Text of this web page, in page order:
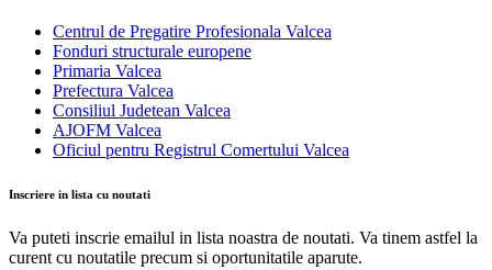
Centrul de Pregatire Profesionala Valcea
Fonduri structurale europene
Primaria Valcea
Prefectura Valcea
Consiliul Judetean Valcea
AJOFM Valcea
Oficiul pentru Registrul Comertului Valcea
Inscriere in lista cu noutati
Va puteti inscrie emailul in lista noastra de noutati. Va tinem astfel la
curent cu noutatile precum si oportunitatile aparute.